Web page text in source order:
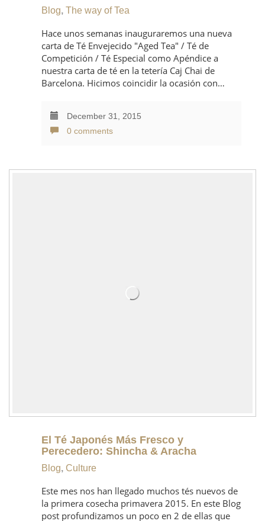
Blog, The way of Tea
Hace unos semanas inauguraremos una nueva
carta de Té Envejecido "Aged Tea" / Té de
Competición / Té Especial como Apéndice a
nuestra carta de té en la tetería Caj Chai de
Barcelona. Hicimos coincidir la ocasión con…
December 31, 2015
0 comments
El Té Japonés Más Fresco y
Perecedero: Shincha & Aracha
Blog, Culture
Este mes nos han llegado muchos tés nuevos de
la primera cosecha primavera 2015. En este Blog
post profundizamos un poco en 2 de ellas que